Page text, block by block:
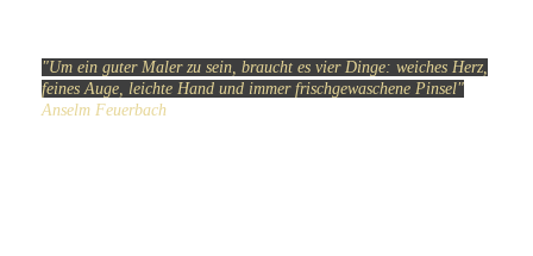
"Um ein guter Maler zu sein, braucht es vier Dinge: weiches Herz,
feines Auge, leichte Hand und immer frischgewaschene Pinsel"
Anselm Feuerbach